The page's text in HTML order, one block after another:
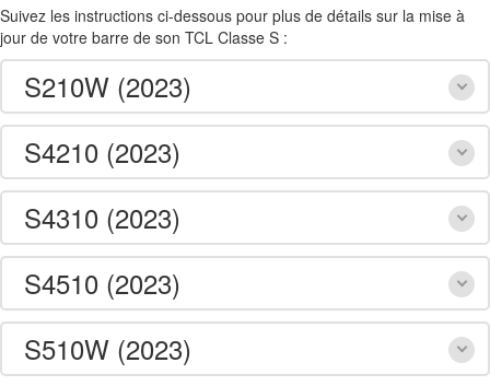
Suivez les instructions ci-dessous pour plus de détails sur la mise à
jour de votre barre de son TCL Classe S :
S210W (2023)
S4210 (2023)
S4310 (2023)
S4510 (2023)
S510W (2023)